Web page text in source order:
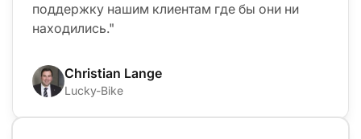
поддержку нашим клиентам где бы они ни
находились."
Christian Lange
Lucky-Bike